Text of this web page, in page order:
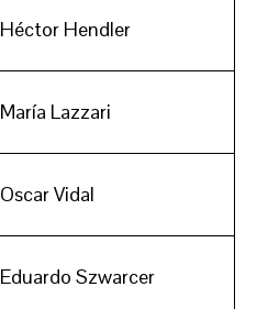
Héctor Hendler
María Lazzari
Oscar Vidal
Eduardo Szwarcer